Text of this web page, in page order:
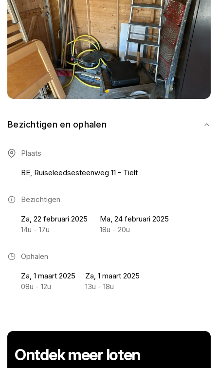
Bezichtigen en ophalen
Plaats
BE, Ruiseleedsesteenweg 11 - Tielt
Bezichtigen
Za, 22 februari 2025
14u - 17u
Ma, 24 februari 2025
18u - 20u
Ophalen
Za, 1 maart 2025
08u - 12u
Za, 1 maart 2025
13u - 18u
Ontdek meer loten